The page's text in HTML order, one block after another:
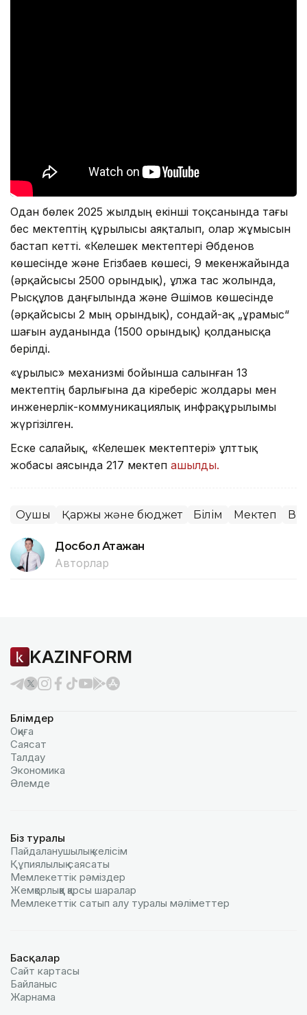
Одан бөлек 2025 жылдың екінші тоқсанында тағы
бес мектептің құрылысы аяқталып, олар жұмысын
бастап кетті. «Келешек мектептері Әбденов
көшесінде және Егізбаев көшесі, 9 мекенжайында
(әрқайсысы 2500 орындық), Құлжа тас жолында,
Рысқұлов даңғылында және Әшімов көшесінде
(әрқайсысы 2 мың орындық), сондай-ақ „Құрамыс“
шағын ауданында (1500 орындық) қолданысқа
берілді.
«Құрылыс» механизмі бойынша салынған 13
мектептің барлығына да кіреберіс жолдары мен
инженерлік-коммуникациялық инфрақұрылымы
жүргізілген.
Еске салайық, «Келешек мектептері» ұлттық
жобасы аясында 217 мектеп ашылды.
Оқушы Қаржы және бюджет Білім Мектеп
Досбол Атажан
Авторлар
KAZINFORM
Бөлімдер
Оқиға
Саясат
Талдау
Экономика
Әлемде
Біз туралы
Пайдаланушылық келiciм
Құпиялылық саясаты
Мемлекеттік рәміздер
Жемқорлыққа қарсы шаралар
Мемлекеттік сатып алу туралы мәлiметтер
Басқалар
Сайт картасы
Байланыс
Жарнама